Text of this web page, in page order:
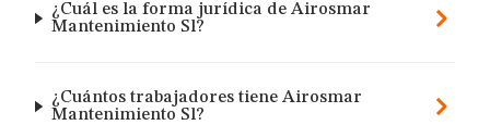
¿Cuál es la forma jurídica de Airosmar
Mantenimiento Sl?
¿Cuántos trabajadores tiene Airosmar
Mantenimiento Sl?